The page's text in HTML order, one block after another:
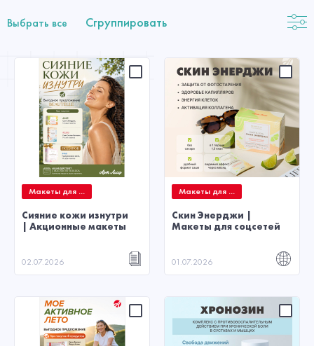
Выбрать все Сгруппировать
Макеты для ...
Сияние кожи изнутри
| Акционные макеты
02.07.2026
Макеты для ...
Скин Энерджи |
Макеты для соцсетей
01.07.2026